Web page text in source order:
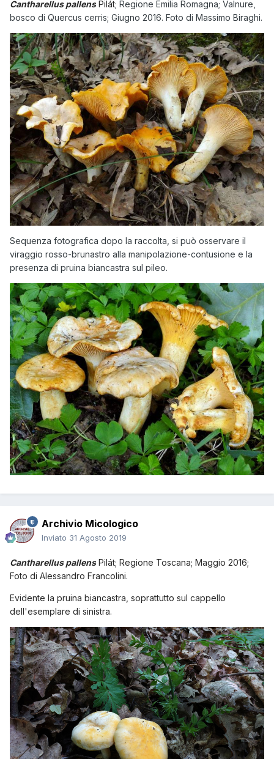
Cantharellus pallens Pilát; Regione Emilia Romagna; Valnure,
bosco di Quercus cerris; Giugno 2016. Foto di Massimo Biraghi.
Sequenza fotografica dopo la raccolta, si può osservare il
viraggio rosso-brunastro alla manipolazione-contusione e la
presenza di pruina biancastra sul pileo.
Archivio Micologico
Inviato 31 Agosto 2019
Cantharellus pallens Pilát; Regione Toscana; Maggio 2016;
Foto di Alessandro Francolini.
Evidente la pruina biancastra, soprattutto sul cappello
dell'esemplare di sinistra.